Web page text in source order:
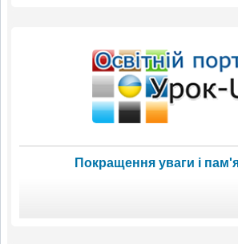
Покращення уваги і